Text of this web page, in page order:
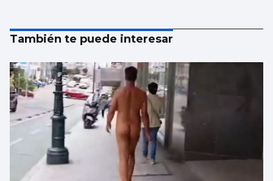
También te puede interesar